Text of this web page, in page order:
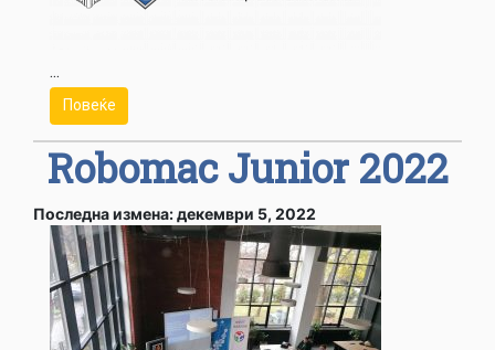
...
Повеќе
Robomac Junior 2022
Последна измена: декември 5, 2022